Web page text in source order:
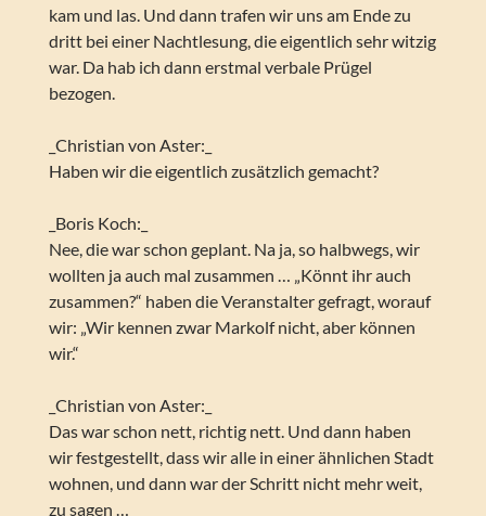
kam und las. Und dann trafen wir uns am Ende zu
dritt bei einer Nachtlesung, die eigentlich sehr witzig
war. Da hab ich dann erstmal verbale Prügel
bezogen.
_Christian von Aster:_
Haben wir die eigentlich zusätzlich gemacht?
_Boris Koch:_
Nee, die war schon geplant. Na ja, so halbwegs, wir
wollten ja auch mal zusammen … „Könnt ihr auch
zusammen?“ haben die Veranstalter gefragt, worauf
wir: „Wir kennen zwar Markolf nicht, aber können
wir.“
_Christian von Aster:_
Das war schon nett, richtig nett. Und dann haben
wir festgestellt, dass wir alle in einer ähnlichen Stadt
wohnen, und dann war der Schritt nicht mehr weit,
zu sagen …